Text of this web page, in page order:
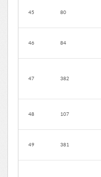
45 80
46 84
47 382
48 107
49 381